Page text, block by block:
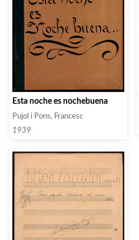
Esta noche es nochebuena
Pujol i Pons, Francesc
1939